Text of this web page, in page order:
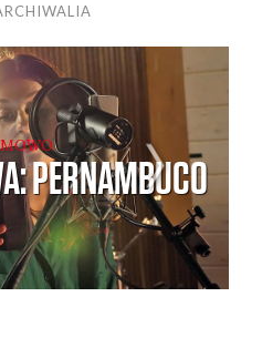
PERNAMBUCO